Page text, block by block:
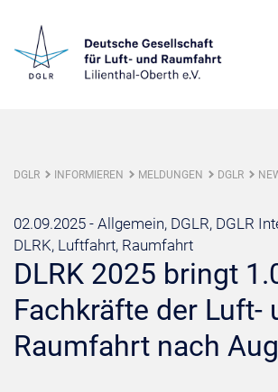
DGLR INFORMIEREN MELDUNGEN DGLR
02.09.2025 - Allgemein, DGLR, DGLR
DLRK, Luftfahrt, Raumfahrt
DLRK 2025 bringt
Fachkräfte der Luft-
Raumfahrt nach